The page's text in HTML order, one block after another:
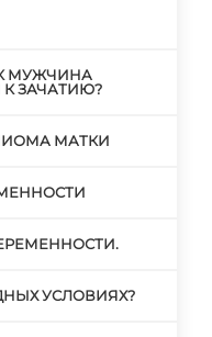
МУЖЧИНА
ЗАЧАТИЮ?
МАТКИ
УСЛОВИЯХ?